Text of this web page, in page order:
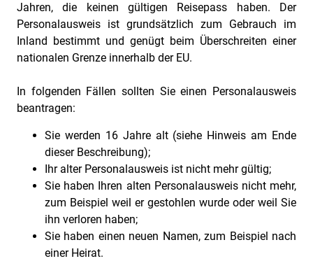
Jahren, die keinen gültigen Reisepass haben. Der
Personalausweis ist grundsätzlich zum Gebrauch im
Inland bestimmt und genügt beim Überschreiten einer
nationalen Grenze innerhalb der EU.
In folgenden Fällen sollten Sie einen Personalausweis
beantragen:
Sie werden 16 Jahre alt (siehe Hinweis am Ende
dieser Beschreibung);
Ihr alter Personalausweis ist nicht mehr gültig;
Sie haben Ihren alten Personalausweis nicht mehr,
zum Beispiel weil er gestohlen wurde oder weil Sie
ihn verloren haben;
Sie haben einen neuen Namen, zum Beispiel nach
einer Heirat.